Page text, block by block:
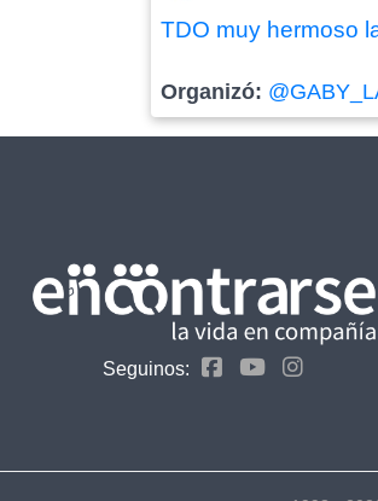
TDO muy hermoso
Organizó:
Seguinos: